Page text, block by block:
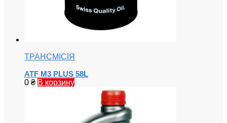
ТРАНСМІСІЯ
ATF M3 PLUS 58L
0 ₴ В корзину